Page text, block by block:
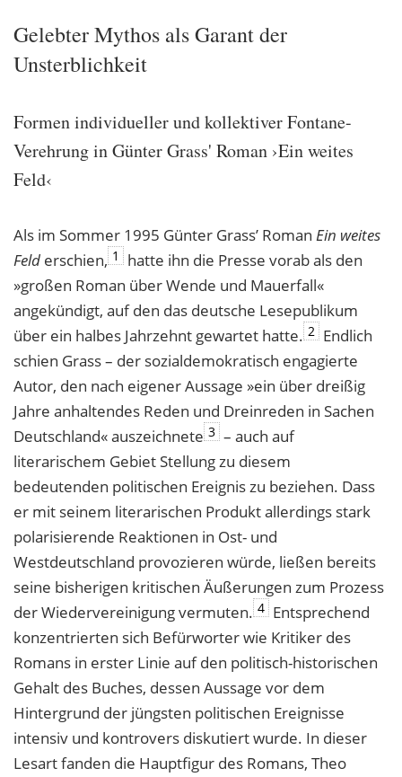
Gelebter Mythos als Garant der
Unsterblichkeit
Formen individueller und kollektiver Fontane-
Verehrung in Günter Grass' Roman ›Ein weites
Feld‹
Als im Sommer 1995 Günter Grass’ Roman Ein weites
Feld erschien, 1
hatte ihn die Presse vorab als den
»großen Roman über Wende und Mauerfall«
angekündigt, auf den das deutsche Lesepublikum
über ein halbes Jahrzehnt gewartet hatte. 2 Endlich
schien Grass – der sozialdemokratisch engagierte
Autor, den nach eigener Aussage »ein über dreißig
Jahre anhaltendes Reden und Dreinreden in Sachen
Deutschland« auszeichnete 3 – auch auf
literarischem Gebiet Stellung zu diesem
bedeutenden politischen Ereignis zu beziehen. Dass
er mit seinem literarischen Produkt allerdings stark
polarisierende Reaktionen in Ost- und
Westdeutschland provozieren würde, ließen bereits
seine bisherigen kritischen Äußerungen zum Prozess
der Wiedervereinigung vermuten. 4 Entsprechend
konzentrierten sich Befürworter wie Kritiker des
Romans in erster Linie auf den politisch-historischen
Gehalt des Buches, dessen Aussage vor dem
Hintergrund der jüngsten politischen Ereignisse
intensiv und kontrovers diskutiert wurde. In dieser
Lesart fanden die Hauptfigur des Romans, Theo